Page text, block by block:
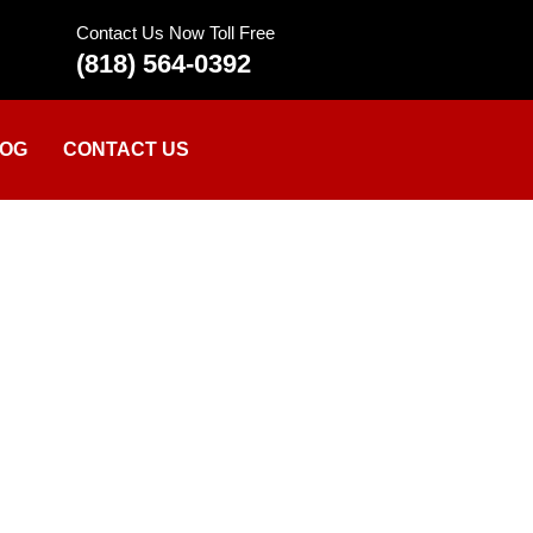
Contact Us Now Toll Free
(818) 564-0392
CONTACT US